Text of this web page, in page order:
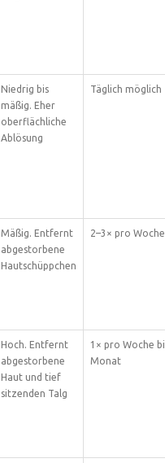
Niedrig bis
mäßig. Eher
oberflächliche
Ablösung
Täglich möglich
Mäßig. Entfernt
abgestorbene
Hautschüppchen
2–3× pro Woche
Hoch. Entfernt
abgestorbene
Haut und tief
sitzenden Talg
1× pro Woche
Monat